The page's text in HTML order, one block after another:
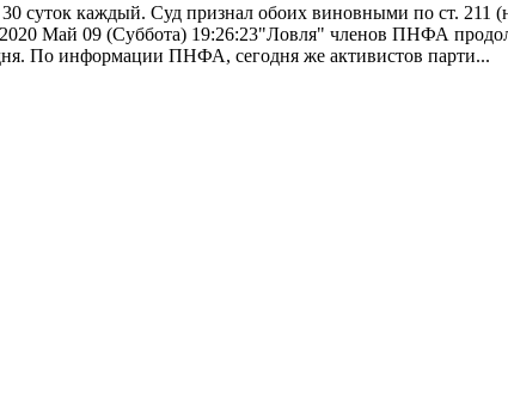
суток каждый. Суд признал обоих виновными по ст. 211
Май 09 (Суббота) 19:26:23"Ловля" членов ПНФА
По информации ПНФА, сегодня же активистов парти...